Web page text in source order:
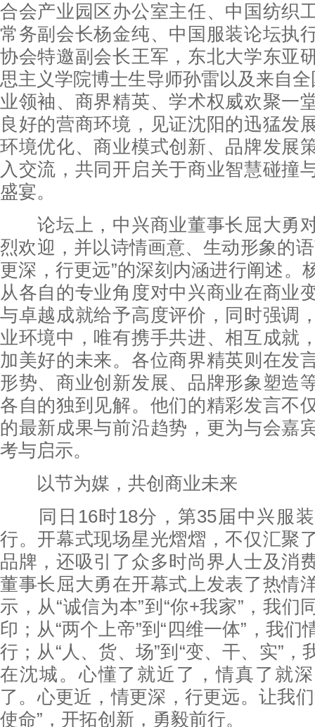
合会产业园区办公室主任、中国纺织
常务副会长杨金纯、中国服装论坛执
协会特邀副会长王军，东北大学东亚
思主义学院博士生导师孙雷以及来自
业领袖、商界精英、学术权威欢聚一
良好的营商环境，见证沈阳的迅猛发
环境优化、商业模式创新、品牌发展
入交流，共同开启关于商业智慧碰撞
盛宴。
论坛上，中兴商业董事长屈大勇
烈欢迎，并以诗情画意、生动形象的
更深，行更远”的深刻内涵进行阐述。
从各自的专业角度对中兴商业在商业
与卓越成就给予高度评价，同时强调
业环境中，唯有携手共进、相互成就
加美好的未来。各位商界精英则在发
形势、商业创新发展、品牌形象塑造
各自的独到见解。他们的精彩发言不
的最新成果与前沿趋势，更为与会嘉
考与启示。
以节为媒，共创商业未来
同日16时18分，第35届中兴服装
行。开幕式现场星光熠熠，不仅汇聚
品牌，还吸引了众多时尚界人士及消
董事长屈大勇在开幕式上发表了热情
示，从“诚信为本”到“你+我家”，我们
印；从“两个上帝”到“四维一体”，我们
行；从“人、货、场”到“变、干、实”，
在沈城。心懂了就近了，情真了就
了。心更近，情更深，行更远。让我
使命”，开拓创新，勇毅前行。